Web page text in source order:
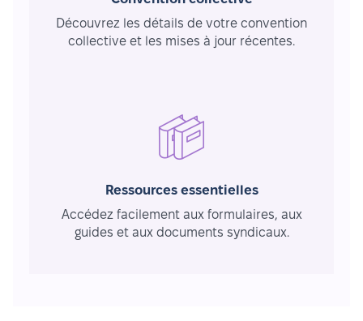
Découvrez les détails de votre convention
collective et les mises à jour récentes.
Ressources essentielles
Accédez facilement aux formulaires, aux
guides et aux documents syndicaux.